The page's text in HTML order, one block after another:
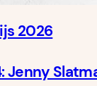
2026
Jenny